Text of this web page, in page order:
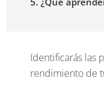
Identificarás las
rendimiento de